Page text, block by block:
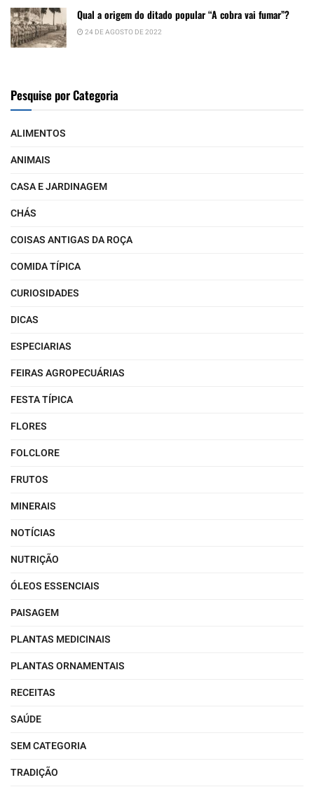
Qual a origem do ditado popular “A cobra vai fumar”?
24 DE AGOSTO DE 2022
Pesquise por Categoria
ALIMENTOS
ANIMAIS
CASA E JARDINAGEM
CHÁS
COISAS ANTIGAS DA ROÇA
COMIDA TÍPICA
CURIOSIDADES
DICAS
ESPECIARIAS
FEIRAS AGROPECUÁRIAS
FESTA TÍPICA
FLORES
FOLCLORE
FRUTOS
MINERAIS
NOTÍCIAS
NUTRIÇÃO
ÓLEOS ESSENCIAIS
PAISAGEM
PLANTAS MEDICINAIS
PLANTAS ORNAMENTAIS
RECEITAS
SAÚDE
SEM CATEGORIA
TRADIÇÃO